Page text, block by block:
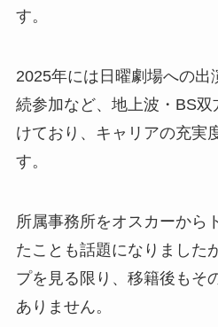
す。
2025年には日曜劇場への出
続参加など、地上波・BS
けており、キャリアの充実
す。
所属事務所をオスカーから
たことも話題になりました
プを見る限り、移籍後もそ
ありません。